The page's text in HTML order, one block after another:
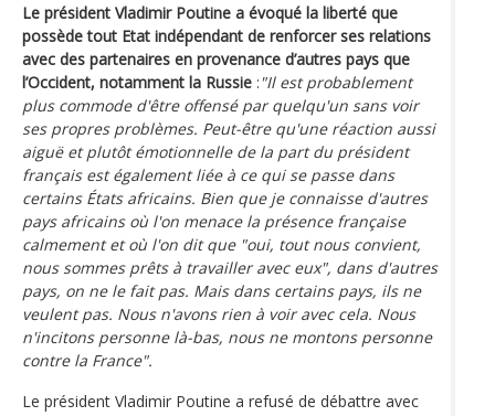
Le président Vladimir Poutine a évoqué la liberté que
possède tout Etat indépendant de renforcer ses relations
avec des partenaires en provenance d’autres pays que
l’Occident, notamment la Russie : "Il est probablement
plus commode d'être offensé par quelqu'un sans voir
ses propres problèmes. Peut-être qu'une réaction aussi
aiguë et plutôt émotionnelle de la part du président
français est également liée à ce qui se passe dans
certains États africains. Bien que je connaisse d'autres
pays africains où l'on menace la présence française
calmement et où l'on dit que "oui, tout nous convient,
nous sommes prêts à travailler avec eux", dans d'autres
pays, on ne le fait pas. Mais dans certains pays, ils ne
veulent pas. Nous n'avons rien à voir avec cela. Nous
n'incitons personne là-bas, nous ne montons personne
contre la France".
Le président Vladimir Poutine a refusé de débattre avec